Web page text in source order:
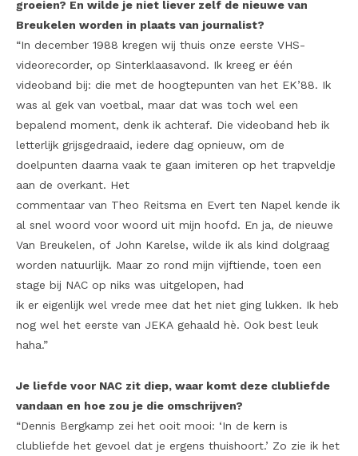
groeien? En wilde je niet liever zelf de nieuwe van
Breukelen worden in plaats van journalist?
“In december 1988 kregen wij thuis onze eerste VHS-
videorecorder, op Sinterklaasavond. Ik kreeg er één
videoband bij: die met de hoogtepunten van het EK’88. Ik
was al gek van voetbal, maar dat was toch wel een
bepalend moment, denk ik achteraf. Die videoband heb ik
letterlijk grijsgedraaid, iedere dag opnieuw, om de
doelpunten daarna vaak te gaan imiteren op het trapveldje
aan de overkant. Het
commentaar van Theo Reitsma en Evert ten Napel kende ik
al snel woord voor woord uit mijn hoofd. En ja, de nieuwe
Van Breukelen, of John Karelse, wilde ik als kind dolgraag
worden natuurlijk. Maar zo rond mijn vijftiende, toen een
stage bij NAC op niks was uitgelopen, had
ik er eigenlijk wel vrede mee dat het niet ging lukken. Ik heb
nog wel het eerste van JEKA gehaald hè. Ook best leuk
haha.”
Je liefde voor NAC zit diep, waar komt deze clubliefde
vandaan en hoe zou je die omschrijven?
“Dennis Bergkamp zei het ooit mooi: ‘In de kern is
clubliefde het gevoel dat je ergens thuishoort.’ Zo zie ik het